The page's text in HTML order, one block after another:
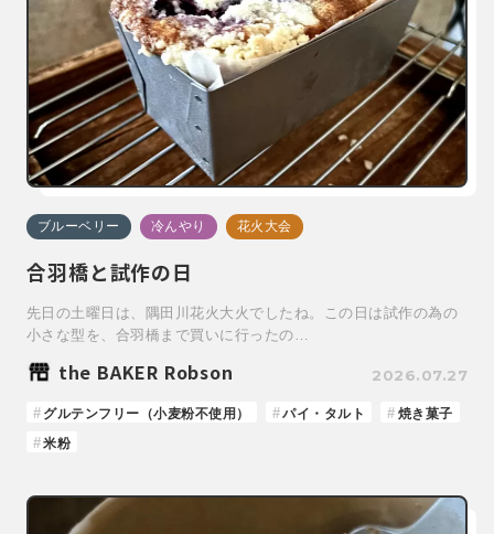
ブルーベリー 冷んやり 花火大会
合羽橋と試作の日
先日の土曜日は、隅田川花火大火でしたね。この日は試作の為の
小さな型を、合羽橋まで買いに行ったの…
the BAKER Robson 2026.07.27
グルテンフリー（小麦粉不使用） パイ・タルト
焼き菓子
米粉